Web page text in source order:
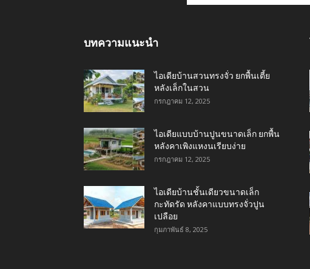
บทความแนะนำ
ไอเดียบ้านสวนทรงจั่ว ยกพื้นเตี้ย
หลังเล็กในสวน
กรกฎาคม 12, 2025
ไอเดียแบบบ้านปูนขนาดเล็ก ยกพื้น
หลังคาเพิงแหงนเรียบง่าย
กรกฎาคม 12, 2025
ไอเดียบ้านชั้นเดียวขนาดเล็ก
กะทัดรัด หลังคาแบบทรงจั่วปูน
เปลือย
กุมภาพันธ์ 8, 2025